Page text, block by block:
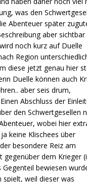
was den
Abenteuer später
aber sichtbar
noch kurz auf Duelle
Region
diese jetzt genau hier
Duelle können auch
aber seis drum,
Abschluss der
den Schwertgesellen
wobei hier
keine Klischees über
besondere Reiz am
gegenüber dem Krieger
Gegenteil bewiesen
spielt, weil dieser was